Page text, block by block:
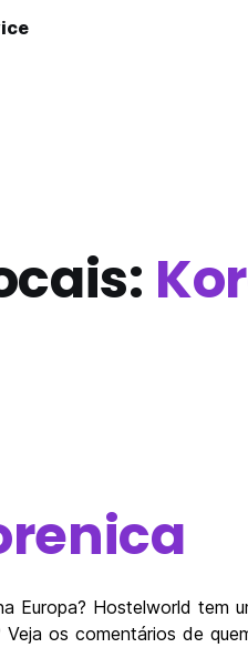
Europa? Hostelworld tem
Veja os comentários de